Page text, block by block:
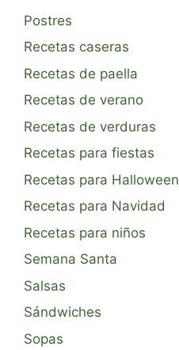
Postres
Recetas caseras
Recetas de paella
Recetas de verano
Recetas de verduras
Recetas para fiestas
Recetas para Halloween
Recetas para Navidad
Recetas para niños
Semana Santa
Salsas
Sándwiches
Sopas